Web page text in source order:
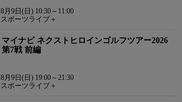
8月9日(日) 10:30～11:00
スポーツライブ＋
マイナビ ネクストヒロインゴルフツアー2026
第7戦 前編
8月9日(日) 19:00～21:30
スポーツライブ＋